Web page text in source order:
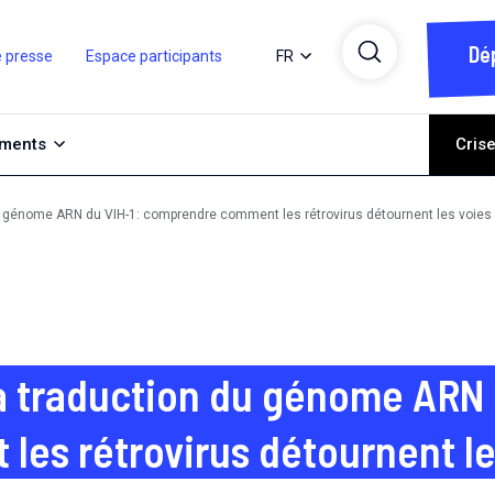
presse Espace participants FR
ARN du VIH-1: comprendre comment les rétrovirus détournent les
du génome ARN
les rétrovirus détournent